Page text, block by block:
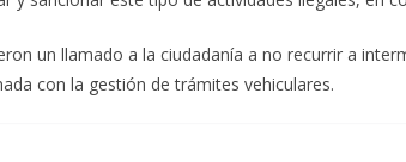
un llamado a la ciudadanía a no recurrir a
con la gestión de trámites vehiculares.